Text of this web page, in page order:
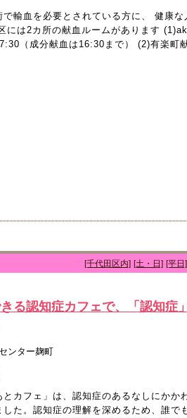
で輸血を必要とされている方に、 健康
には2カ所の献血ルームがあります
（成分献血は16:30まで） (2)有楽
[千代田区内] [土・日] [平日]
る認知症カフェで、「認知症
ンター麹町
とカフェ」は、認知症のあるなしにか
した。認知症の理解を深めるため、誰